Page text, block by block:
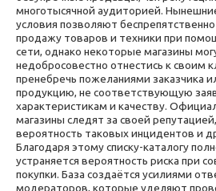
многотысячной аудиторией.
условия позволяют
продажу товаров и техники при
сети, однако некоторые магазины
недобросовестно отнестись к своим
пренебречь пожеланиями заказчика
продукцию, не соответствующую
характеристикам и качеству.
магазины следят за своей
вероятность таковых инцидентов и
Благодаря этому списку-каталогу
устраняется вероятность риска при
покупки. База создаётся усилиями
модераторов, которые уделяют